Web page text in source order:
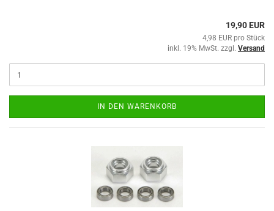
19,90 EUR
4,98 EUR pro Stück
inkl. 19% MwSt. zzgl. Versand
IN DEN WARENKORB